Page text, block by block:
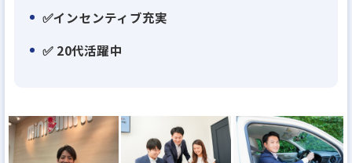
✨POINT 2｜接客に集中できる環境
専念できます
✨POINT 3｜信頼があるから提案しやすい
✅インセンティブ充実
✅ 20代活躍中